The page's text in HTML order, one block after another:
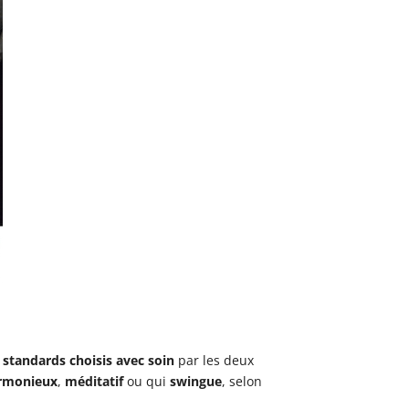
choisis avec soin par les deux
, méditatifou quiswingue, selon